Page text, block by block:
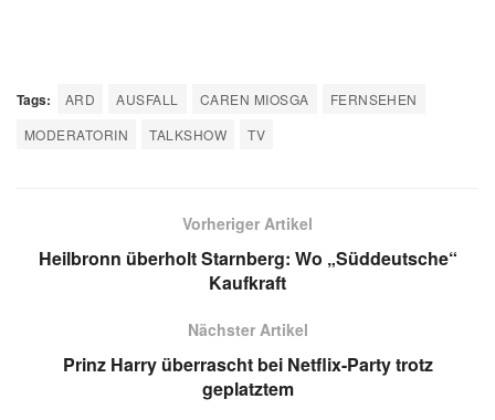
Tags: ARD AUSFALL CAREN MIOSGA
FERNSEHEN
MODERATORIN
TALKSHOW TV
Vorheriger Artikel
Heilbronn überholt Starnberg: Wo „Süddeutsche“
Kaufkraft
Nächster Artikel
Prinz Harry überrascht bei Netflix-Party trotz
geplatztem